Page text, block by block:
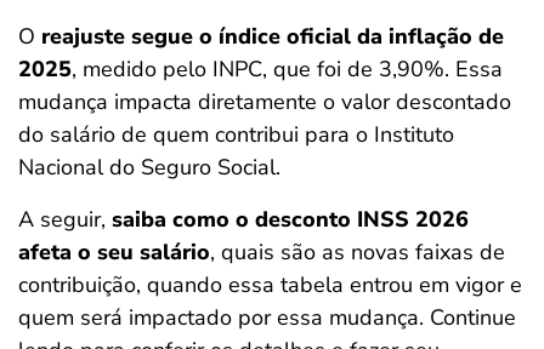
O reajuste segue o índice oficial da inflação de
2025, medido pelo INPC, que foi de 3,90%. Essa
mudança impacta diretamente o valor descontado
do salário de quem contribui para o Instituto
Nacional do Seguro Social.
A seguir, saiba como o desconto INSS 2026
afeta o seu salário, quais são as novas faixas de
contribuição, quando essa tabela entrou em vigor e
quem será impactado por essa mudança. Continue